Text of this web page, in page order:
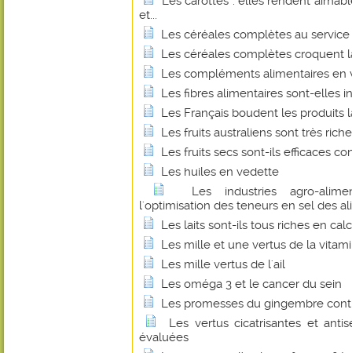
et...
Les céréales complètes au
Les céréales complètes croquent
Les compléments alimentaires en
Les fibres alimentaires sont-elles
Les Français boudent les produits
Les fruits australiens sont très
Les fruits secs sont-ils efficaces
Les huiles en vedette
Les industries agro-
l'optimisation des teneurs en sel des
Les laits sont-ils tous riches en
Les mille et une vertus de la
Les mille vertus de l'ail
Les oméga 3 et le cancer du sein
Les promesses du gingembre
Les vertus cicatrisantes et
évaluées